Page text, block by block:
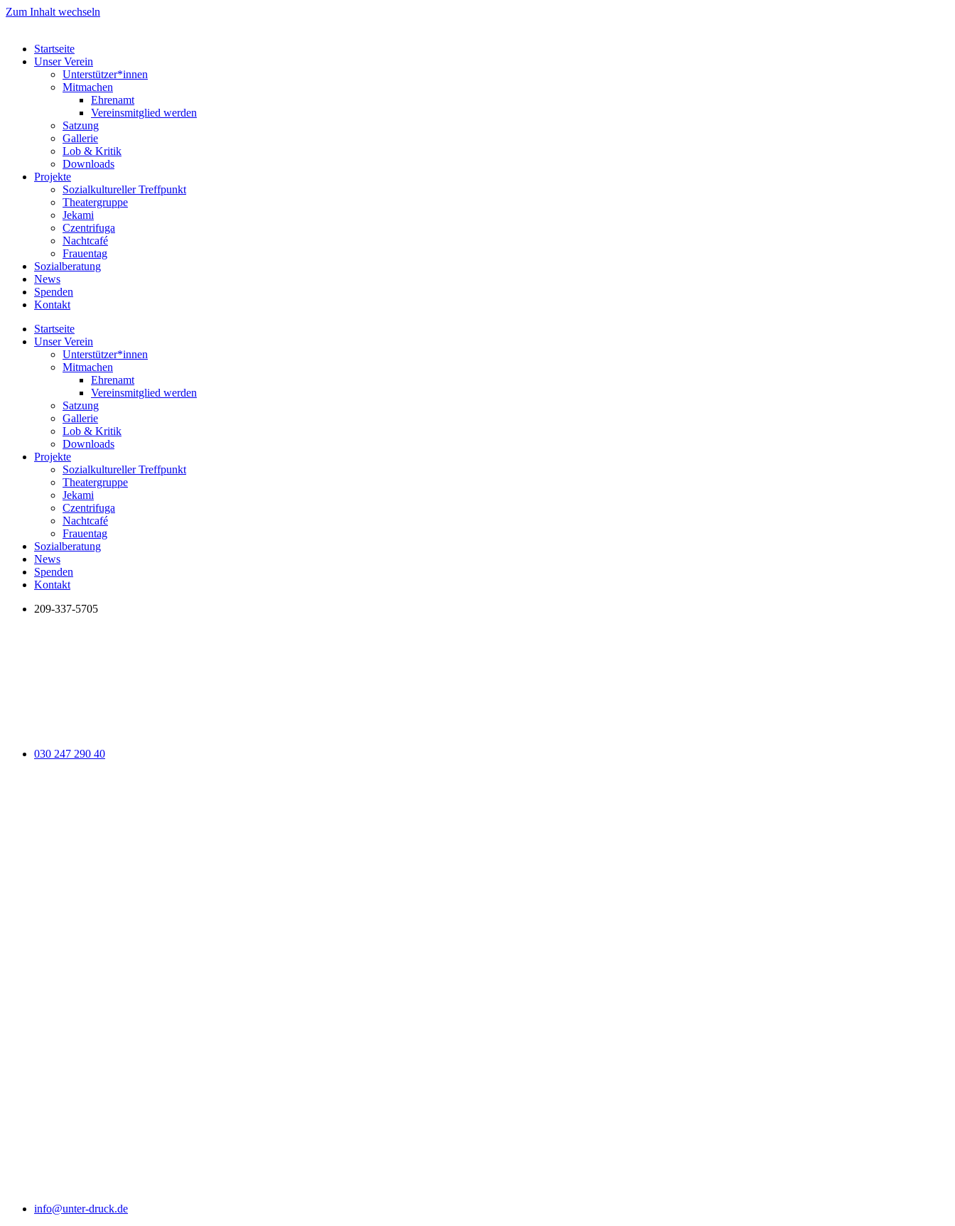
Zum Inhalt wechseln
Startseite
Unser Verein
Unterstützer*innen
Mitmachen
Ehrenamt
Vereinsmitglied werden
Satzung
Gallerie
Lob & Kritik
Downloads
Projekte
Sozialkultureller Treffpunkt
Theatergruppe
Jekami
Czentrifuga
Nachtcafé
Frauentag
Sozialberatung
News
Spenden
Kontakt
Startseite
Unser Verein
Unterstützer*innen
Mitmachen
Ehrenamt
Vereinsmitglied werden
Satzung
Gallerie
Lob & Kritik
Downloads
Projekte
Sozialkultureller Treffpunkt
Theatergruppe
Jekami
Czentrifuga
Nachtcafé
Frauentag
Sozialberatung
News
Spenden
Kontakt
209-337-5705
030 247 290 40
info@unter-druck.de